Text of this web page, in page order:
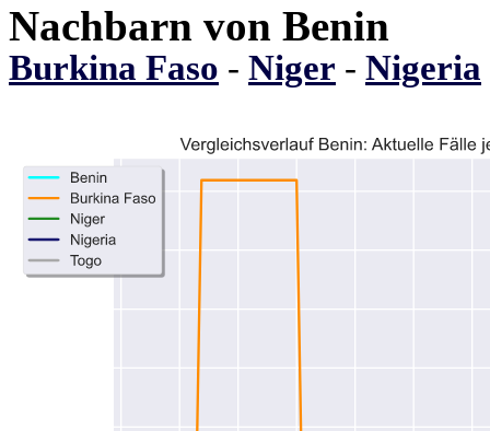
Nachbarn von Benin
Burkina Faso - Niger - Nigeria